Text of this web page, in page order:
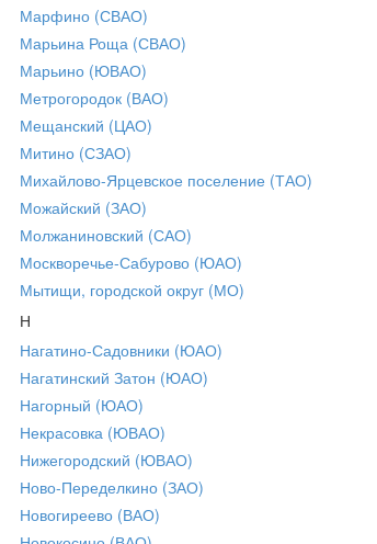
Марфино (СВАО)
Марьина Роща (СВАО)
Марьино (ЮВАО)
Метрогородок (ВАО)
Мещанский (ЦАО)
Митино (СЗАО)
Михайлово-Ярцевское поселение (ТАО)
Можайский (ЗАО)
Молжаниновский (САО)
Москворечье-Сабурово (ЮАО)
Мытищи, городской округ (МО)
Н
Нагатино-Садовники (ЮАО)
Нагатинский Затон (ЮАО)
Нагорный (ЮАО)
Некрасовка (ЮВАО)
Нижегородский (ЮВАО)
Ново-Переделкино (ЗАО)
Новогиреево (ВАО)